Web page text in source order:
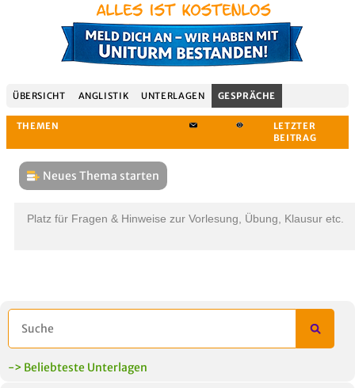
ÜBERSICHT ANGLISTIK UNTERLAGEN GESPRÄCHE
Neues Thema starten
Platz für Fragen & Hinweise zur Vorlesung, Übung, Klausur etc.
-> Beliebteste Unterlagen